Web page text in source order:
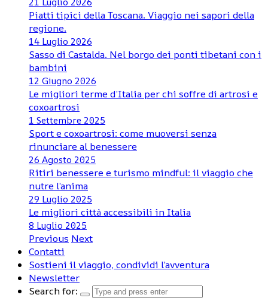
Piatti tipici della Toscana. Viaggio nei sapori della
regione.
14 Luglio 2026
Sasso di Castalda. Nel borgo dei ponti tibetani con i
bambini
12 Giugno 2026
Le migliori terme d’Italia per chi soffre di artrosi e
coxoartrosi
1 Settembre 2025
Sport e coxoartrosi: come muoversi senza
rinunciare al benessere
26 Agosto 2025
Ritiri benessere e turismo mindful: il viaggio che
nutre l’anima
29 Luglio 2025
Le migliori città accessibili in Italia
8 Luglio 2025
Previous Next
Contatti
Sostieni il viaggio, condividi l’avventura
Newsletter
Search for: